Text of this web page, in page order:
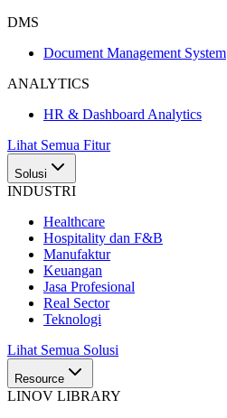
DMS
Document Management System
ANALYTICS
HR & Dashboard Analytics
Lihat Semua Fitur
Solusi
INDUSTRI
Healthcare
Hospitality dan F&B
Manufaktur
Keuangan
Jasa Profesional
Real Sector
Teknologi
Lihat Semua Solusi
Resource
LINOV LIBRARY